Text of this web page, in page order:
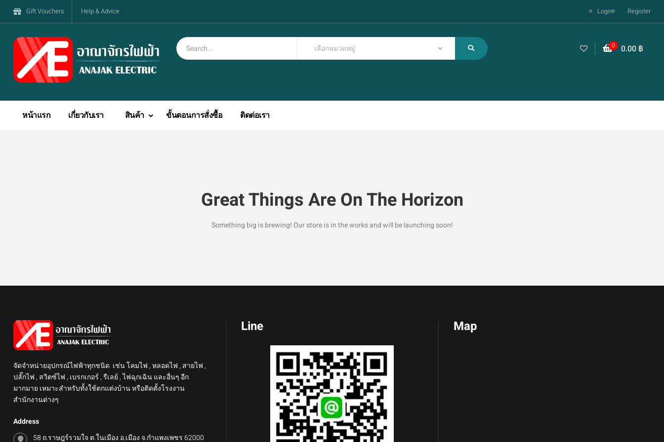
Gift Vouchers Help & Advice Login Register
0 0.00 ฿
หน้าแรก เกี่ยวกับเรา สินค้า ขั้นตอนการสั่งซื้อ ติดต่อเรา
Great Things Are On The Horizon
Something big is brewing! Our store is in the works and will be launching soon!
จัดจำหน่ายอุปกรณ์ไฟฟ้าทุกชนิด เช่น โคมไฟ , หลอดไฟ , สายไฟ ,
ปลั๊กไฟ , สวิตซ์ไฟ , เบรกเกอร์ , รีเลย์ , ไฟฉุกเฉิน และอื่นๆ อีก
มากมาย เหมาะสำหรับทั้งใช้ตกแต่งบ้าน หรือติดตั้งโรงงาน
สำนักงานต่างๆ
Address
58 ถ.ราษฎร์รวมใจ ต.ในเมือง อ.เมือง จ.กำแพงเพชร 62000
Line Map